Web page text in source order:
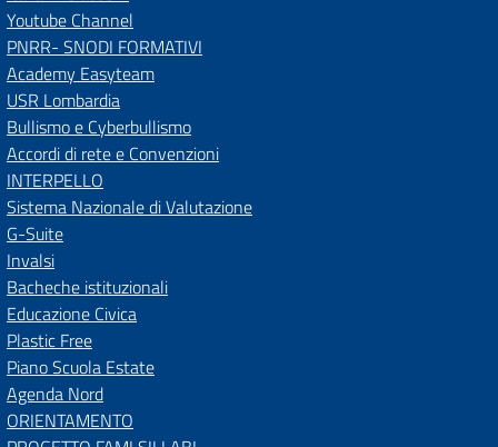
Youtube Channel
PNRR- SNODI FORMATIVI
Academy Easyteam
USR Lombardia
Bullismo e Cyberbullismo
Accordi di rete e Convenzioni
INTERPELLO
Sistema Nazionale di Valutazione
G-Suite
Invalsi
Bacheche istituzionali
Educazione Civica
Plastic Free
Piano Scuola Estate
Agenda Nord
ORIENTAMENTO